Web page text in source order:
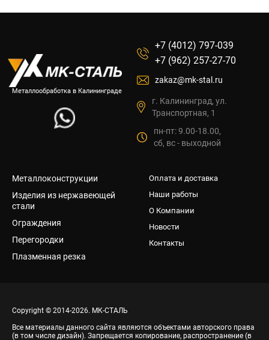
Металлообработка в Калининграде
Металлоконструкции
Изделия из нержавеющей
стали
Ограждения
Перегородки
Плазменная резка
Оплата и доставка
Наши работы
О Компании
Новости
Контакты
+7 (4012) 797-039
+7 (962) 257-27-70
zakaz@mk-stal.ru
г. Калининград, ул.
Транспортная, 1
пн-пт: 9.00-18.00,
сб, вс - выходной
Copyright © 2014-2026. МК-СТАЛЬ
Все материалы данного сайта являются объектами авторского права
(в том числе дизайн). Запрещается копирование, распространение (в